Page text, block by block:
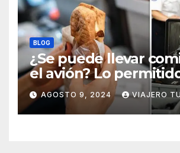
BLOG
¿Se puede llevar
el avión? Lo
prohido
AGOSTO 9, 2024 VIAJERO